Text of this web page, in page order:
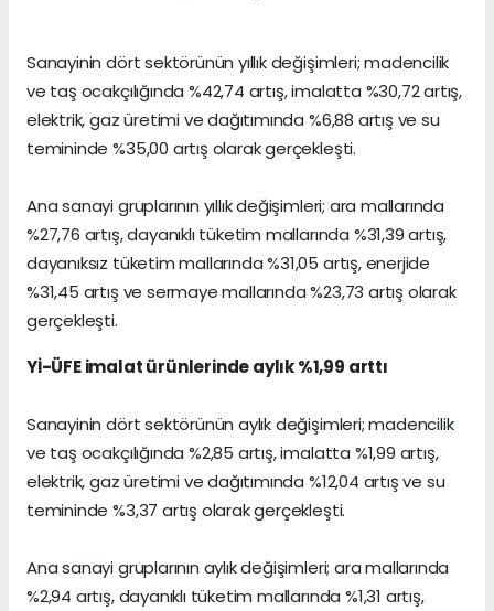
Sanayinin dört sektörünün yıllık değişimleri; madencilik
ve taş ocakçılığında %42,74 artış, imalatta %30,72 artış,
elektrik, gaz üretimi ve dağıtımında %6,88 artış ve su
temininde %35,00 artış olarak gerçekleşti.
Ana sanayi gruplarının yıllık değişimleri; ara mallarında
%27,76 artış, dayanıklı tüketim mallarında %31,39 artış,
dayanıksız tüketim mallarında %31,05 artış, enerjide
%31,45 artış ve sermaye mallarında %23,73 artış olarak
gerçekleşti.
Yİ-ÜFE imalat ürünlerinde aylık %1,99 arttı
Sanayinin dört sektörünün aylık değişimleri; madencilik
ve taş ocakçılığında %2,85 artış, imalatta %1,99 artış,
elektrik, gaz üretimi ve dağıtımında %12,04 artış ve su
temininde %3,37 artış olarak gerçekleşti.
Ana sanayi gruplarının aylık değişimleri; ara mallarında
%2,94 artış, dayanıklı tüketim mallarında %1,31 artış,